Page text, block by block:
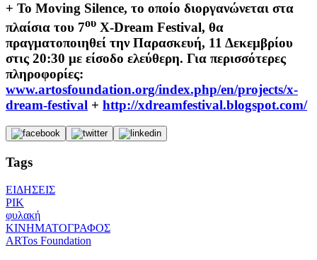
+ Το Moving Silence, το οποίο διοργανώνεται στα
πλαίσια του 7ου X-Dream Festival, θα
πραγματοποιηθεί την Παρασκευή, 11 Δεκεμβρίου
στις 20:30 με είσοδο ελεύθερη. Για περισσότερες
πληροφορίες:
www.artosfoundation.org/index.php/en/projects/x-
dream-festival + http://xdreamfestival.blogspot.com/
Tags
ΕΙΔΗΣΕΙΣ
ΡΙΚ
φυλακή
ΚΙΝΗΜΑΤΟΓΡΑΦΟΣ
ARTos Foundation